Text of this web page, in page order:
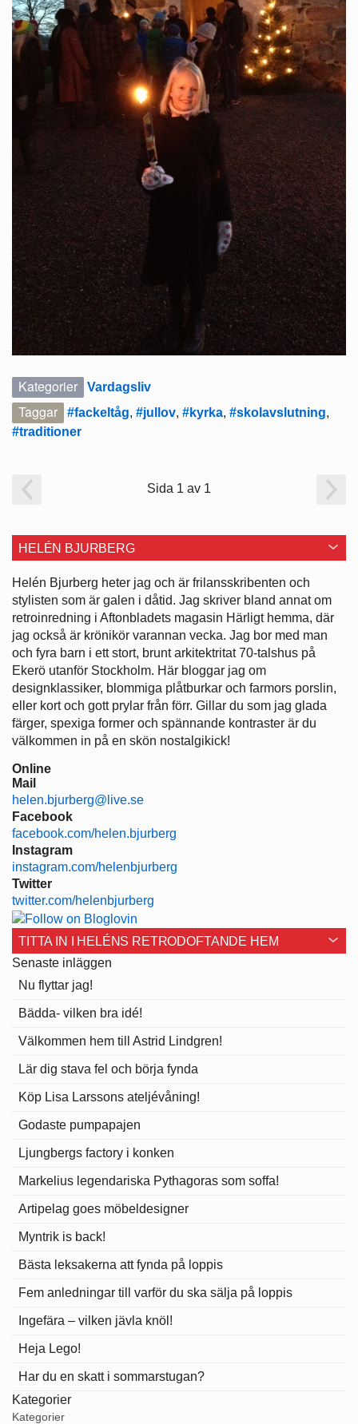
Kategorier Vardagsliv
Taggar #fackeltåg, #jullov, #kyrka, #skolavslutning,
#traditioner
Sida 1 av 1
HELÉN BJURBERG
Helén Bjurberg heter jag och är frilansskribenten och
stylisten som är galen i dåtid. Jag skriver bland annat om
retroinredning i Aftonbladets magasin Härligt hemma, där
jag också är krönikör varannan vecka. Jag bor med man
och fyra barn i ett stort, brunt arkitektritat 70-talshus på
Ekerö utanför Stockholm. Här bloggar jag om
designklassiker, blommiga plåtburkar och farmors porslin,
eller kort och gott prylar från förr. Gillar du som jag glada
färger, spexiga former och spännande kontraster är du
välkommen in på en skön nostalgikick!
Online
Mail
helen.bjurberg@live.se
Facebook
facebook.com/helen.bjurberg
Instagram
instagram.com/helenbjurberg
Twitter
twitter.com/helenbjurberg
TITTA IN I HELÉNS RETRODOFTANDE HEM
Senaste inläggen
Nu flyttar jag!
Bädda- vilken bra idé!
Välkommen hem till Astrid Lindgren!
Lär dig stava fel och börja fynda
Köp Lisa Larssons ateljévåning!
Godaste pumpapajen
Ljungbergs factory i konken
Markelius legendariska Pythagoras som soffa!
Artipelag goes möbeldesigner
Myntrik is back!
Bästa leksakerna att fynda på loppis
Fem anledningar till varför du ska sälja på loppis
Ingefära – vilken jävla knöl!
Heja Lego!
Har du en skatt i sommarstugan?
Kategorier
Kategorier